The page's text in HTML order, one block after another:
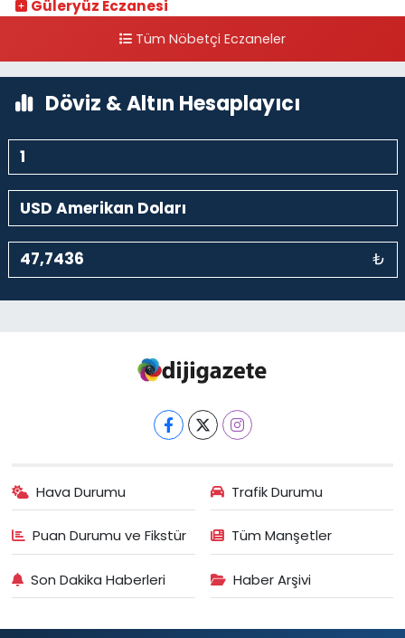
Güleryüz Eczanesi
kalaycıbahçe Meydana DoğruTüm Nöbetçi Eczaneler
Döviz & Altın Hesaplayıcı
₺
Hava Durumu Trafik Durumu
Puan Durumu ve Fikstür Tüm Manşetler
Son Dakika Haberleri Haber Arşivi